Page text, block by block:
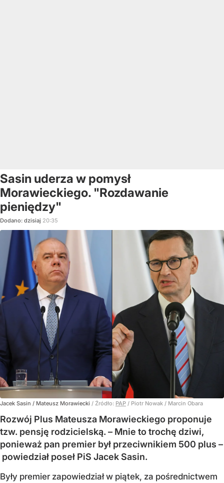
Sasin uderza w pomysł
Morawieckiego. "Rozdawanie
pieniędzy"
Dodano: dzisiaj 20:35
Jacek Sasin / Mateusz Morawiecki / Źródło: PAP / Piotr Nowak / Marcin Obara
Rozwój Plus Mateusza Morawieckiego proponuje
tzw. pensję rodzicielską. – Mnie to trochę dziwi,
ponieważ pan premier był przeciwnikiem 500 plus –
powiedział poseł PiS Jacek Sasin.
Były premier zapowiedział w piątek, za pośrednictwem